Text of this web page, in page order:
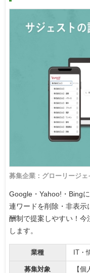
募集企業：グローリージェ
Google・Yahoo!・Bing
連ワードを削除・非表示
酬制で提案しやすい！今
します。
業種 IT
募集対象 【個